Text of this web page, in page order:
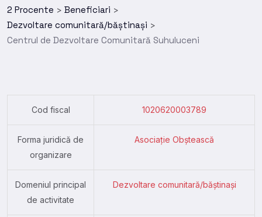
2 Procente > Beneficiari >
Dezvoltare comunitară/băștinași >
Centrul de Dezvoltare Comunitară Suhuluceni
Cod fiscal 1020620003789
Forma juridică de
organizare
Asociație Obștească
Domeniul principal
de activitate
Dezvoltare comunitară/băștinași